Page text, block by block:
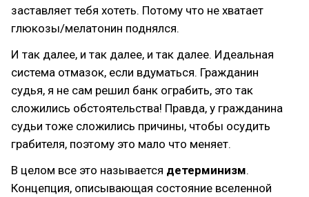
заставляет тебя хотеть. Потому что не хватает
глюкозы/мелатонин поднялся.
И так далее, и так далее, и так далее. Идеальная
система отмазок, если вдуматься. Гражданин
судья, я не сам решил банк ограбить, это так
сложились обстоятельства! Правда, у гражданина
судьи тоже сложились причины, чтобы осудить
грабителя, поэтому это мало что меняет.
В целом все это называется детерминизм.
Концепция, описывающая состояние вселенной